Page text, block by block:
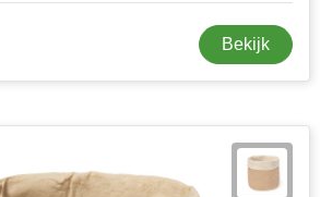
Bekijk